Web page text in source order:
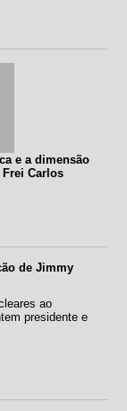
e a dimensão
Carlos
de Jimmy
ao
presidente e